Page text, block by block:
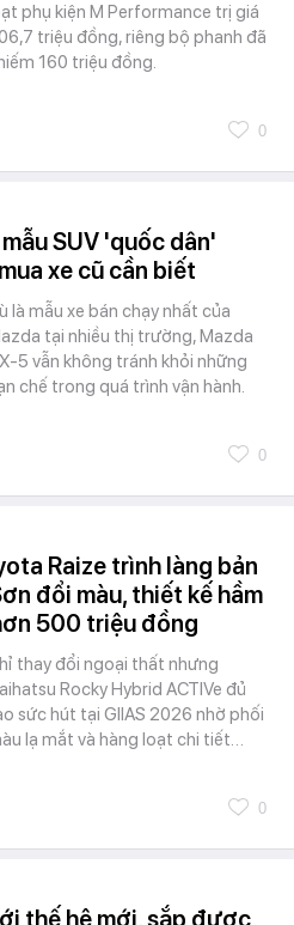
phụ kiện M Performance trị giá
triệu đồng, riêng bộ phanh đã
160 triệu đồng.
0
SUV 'quốc dân'
xe cũ cần biết
là mẫu xe bán chạy nhất của
tại nhiều thị trường, Mazda
5 vẫn không tránh khỏi những
chế trong quá trình vận hành.
0
Raize trình làng bản
đổi màu, thiết kế hầm
500 triệu đồng
thay đổi ngoại thất nhưng
Rocky Hybrid ACTIVe đủ
sức hút tại GIIAS 2026 nhờ phối
lạ mắt và hàng loạt chi tiết…
0